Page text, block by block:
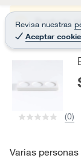
t
o
Revisa nuestras
Aceptar
Producto
(0)
Varias